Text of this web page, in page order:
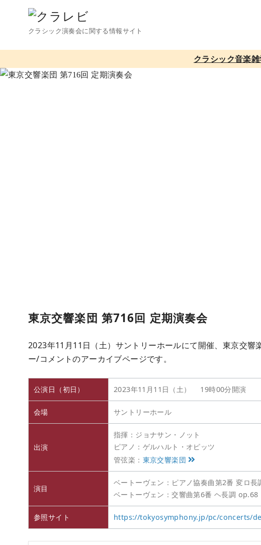
へ
クラシック演奏会に関する情報サイト
クラシック音楽
東京交響楽団 第716回 定期演奏会
2023年11月11日（土）サントリーホールにて開催、東京交響
ー/コメントのアーカイブページです。
公演日（初日） 2023年11月11日（土） 19時00分開演
会場 サントリーホール
出演
指揮：ジョナサン・ノット
ピアノ：ゲルハルト・オピッツ
管弦楽： 東京交響楽団
演目
ベートーヴェン：ピアノ協奏曲第2番 変ロ
ベートーヴェン：交響曲第6番 ヘ長調
参照サイト https://tokyosymphony.jp/pc/concerts/